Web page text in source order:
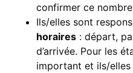
confirmer ce
Ils/elles sont
horaires : départ,
d’arrivée. Pour les
important et ils/